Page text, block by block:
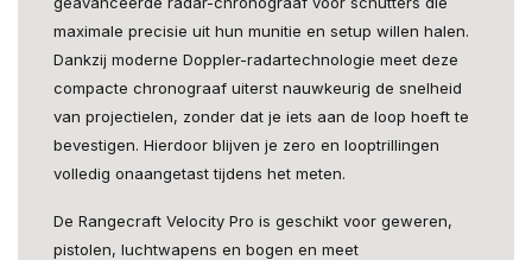
maximale precisie uit hun munitie en setup willen halen.
Dankzij moderne Doppler-radartechnologie meet deze
compacte chronograaf uiterst nauwkeurig de snelheid
van projectielen, zonder dat je iets aan de loop hoeft te
bevestigen. Hierdoor blijven je zero en looptrillingen
volledig onaangetast tijdens het meten.
De Rangecraft Velocity Pro is geschikt voor geweren,
pistolen, luchtwapens en bogen en meet